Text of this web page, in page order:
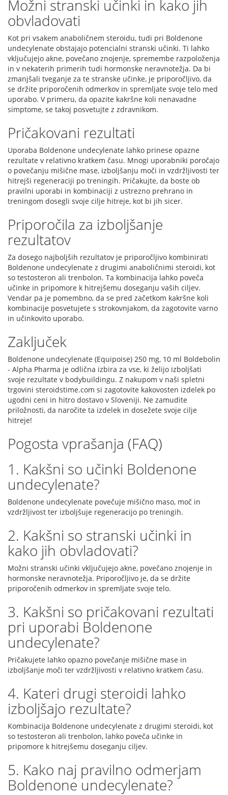
Možni stranski učinki in kako jih
obvladovati
Kot pri vsakem anaboličnem steroidu, tudi pri Boldenone
undecylenate obstajajo potencialni stranski učinki. Ti lahko
vključujejo akne, povečano znojenje, spremembe razpoloženja
in v nekaterih primerih tudi hormonske neravnotežja. Da bi
zmanjšali tveganje za te stranske učinke, je priporočljivo, da
se držite priporočenih odmerkov in spremljate svoje telo med
uporabo. V primeru, da opazite kakršne koli nenavadne
simptome, se takoj posvetujte z zdravnikom.
Pričakovani rezultati
Uporaba Boldenone undecylenate lahko prinese opazne
rezultate v relativno kratkem času. Mnogi uporabniki poročajo
o povečanju mišične mase, izboljšanju moči in vzdržljivosti ter
hitrejši regeneraciji po treningih. Pričakujte, da boste ob
pravilni uporabi in kombinaciji z ustrezno prehrano in
treningom dosegli svoje cilje hitreje, kot bi jih sicer.
Priporočila za izboljšanje
rezultatov
Za dosego najboljših rezultatov je priporočljivo kombinirati
Boldenone undecylenate z drugimi anaboličnimi steroidi, kot
so testosteron ali trenbolon. Ta kombinacija lahko poveča
učinke in pripomore k hitrejšemu doseganju vaših ciljev.
Vendar pa je pomembno, da se pred začetkom kakršne koli
kombinacije posvetujete s strokovnjakom, da zagotovite varno
in učinkovito uporabo.
Zaključek
Boldenone undecylenate (Equipoise) 250 mg, 10 ml Boldebolin
- Alpha Pharma je odlična izbira za vse, ki želijo izboljšati
svoje rezultate v bodybuildingu. Z nakupom v naši spletni
trgovini steroidstime.com si zagotovite kakovosten izdelek po
ugodni ceni in hitro dostavo v Sloveniji. Ne zamudite
priložnosti, da naročite ta izdelek in dosežete svoje cilje
hitreje!
Pogosta vprašanja (FAQ)
1. Kakšni so učinki Boldenone
undecylenate?
Boldenone undecylenate povečuje mišično maso, moč in
vzdržljivost ter izboljšuje regeneracijo po treningih.
2. Kakšni so stranski učinki in
kako jih obvladovati?
Možni stranski učinki vključujejo akne, povečano znojenje in
hormonske neravnotežja. Priporočljivo je, da se držite
priporočenih odmerkov in spremljate svoje telo.
3. Kakšni so pričakovani rezultati
pri uporabi Boldenone
undecylenate?
Pričakujete lahko opazno povečanje mišične mase in
izboljšanje moči ter vzdržljivosti v relativno kratkem času.
4. Kateri drugi steroidi lahko
izboljšajo rezultate?
Kombinacija Boldenone undecylenate z drugimi steroidi, kot
so testosteron ali trenbolon, lahko poveča učinke in
pripomore k hitrejšemu doseganju ciljev.
5. Kako naj pravilno odmerjam
Boldenone undecylenate?